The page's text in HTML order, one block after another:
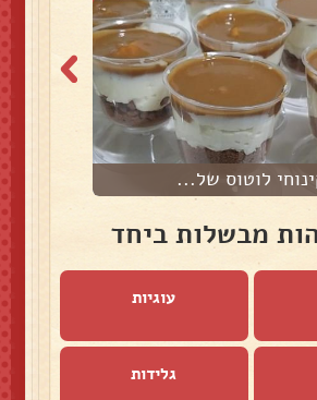
לוטוס של...
מבשלות ביחד
עוגיות
גלידות